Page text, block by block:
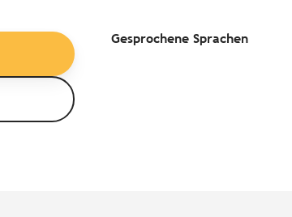
Gesprochene Sprachen
Gesprochene Sprachen